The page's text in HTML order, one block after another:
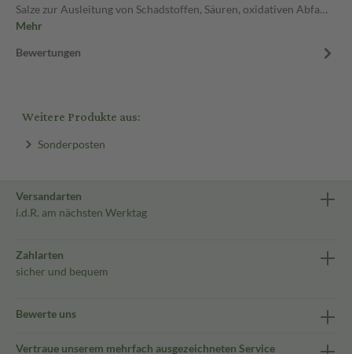
Salze zur Ausleitung von Schadstoffen, Säuren, oxidativen Abfa…
Mehr
Bewertungen
Weitere Produkte aus:
Sonderposten
Versandarten
i.d.R. am nächsten Werktag
Zahlarten
sicher und bequem
Bewerte uns
Vertraue unserem mehrfach ausgezeichneten Service